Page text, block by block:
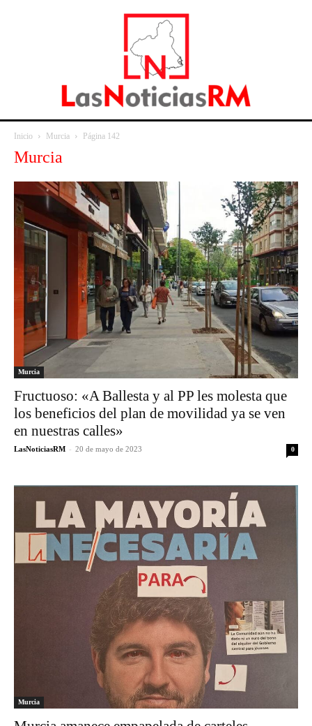
Inicio Murcia Página 142
Murcia
Murcia
Fructuoso: «A Ballesta y al PP les molesta que
los beneficios del plan de movilidad ya se ven
en nuestras calles»
LasNoticiasRM - 20 de mayo de 2023 0
Murcia